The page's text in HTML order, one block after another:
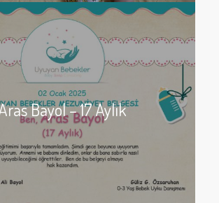
Bayol – 17 Aylık